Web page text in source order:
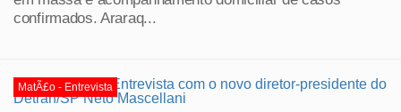
confirmados. Araraq...
MatÃ£o - Entrevista